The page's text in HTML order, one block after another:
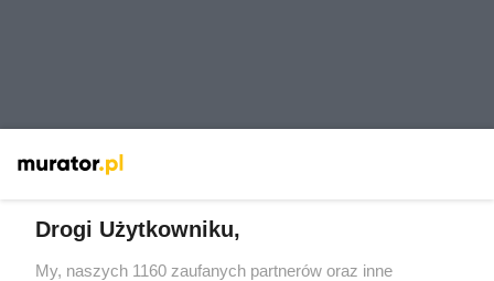
Drogi Użytkowniku,
My, naszych 1160 zaufanych partnerów oraz inne